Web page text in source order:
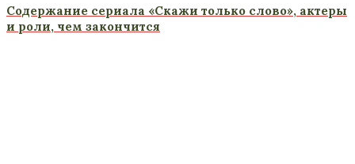
Содержание сериала «Скажи только слово», актеры
и роли, чем закончится